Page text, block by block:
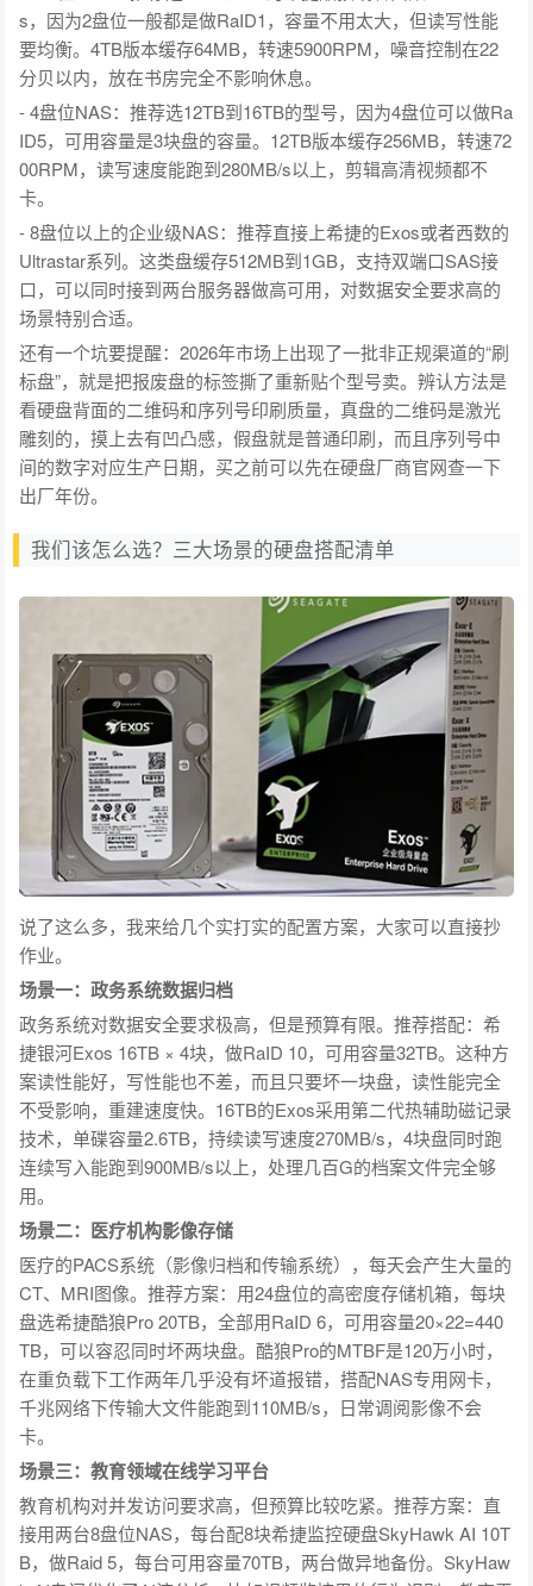
s，因为2盘位一般都是做RaID1，容量不用太大，但读写性能
要均衡。4TB版本缓存64MB，转速5900RPM，噪音控制在22
分贝以内，放在书房完全不影响休息。
- 4盘位NAS：推荐选12TB到16TB的型号，因为4盘位可以做Ra
ID5，可用容量是3块盘的容量。12TB版本缓存256MB，转速72
00RPM，读写速度能跑到280MB/s以上，剪辑高清视频都不
卡。
- 8盘位以上的企业级NAS：推荐直接上希捷的Exos或者西数的
Ultrastar系列。这类盘缓存512MB到1GB，支持双端口SAS接
口，可以同时接到两台服务器做高可用，对数据安全要求高的
场景特别合适。
还有一个坑要提醒：2026年市场上出现了一批非正规渠道的“刷
标盘”，就是把报废盘的标签撕了重新贴个型号卖。辨认方法是
看硬盘背面的二维码和序列号印刷质量，真盘的二维码是激光
雕刻的，摸上去有凹凸感，假盘就是普通印刷，而且序列号中
间的数字对应生产日期，买之前可以先在硬盘厂商官网查一下
出厂年份。
我们该怎么选？三大场景的硬盘搭配清单
说了这么多，我来给几个实打实的配置方案，大家可以直接抄
作业。
场景一：政务系统数据归档
政务系统对数据安全要求极高，但是预算有限。推荐搭配：希
捷银河Exos 16TB × 4块，做RaID 10，可用容量32TB。这种方
案读性能好，写性能也不差，而且只要坏一块盘，读性能完全
不受影响，重建速度快。16TB的Exos采用第二代热辅助磁记录
技术，单碟容量2.6TB，持续读写速度270MB/s，4块盘同时跑
连续写入能跑到900MB/s以上，处理几百G的档案文件完全够
用。
场景二：医疗机构影像存储
医疗的PACS系统（影像归档和传输系统），每天会产生大量的
CT、MRI图像。推荐方案：用24盘位的高密度存储机箱，每块
盘选希捷酷狼Pro 20TB，全部用RaID 6，可用容量20×22=440
TB，可以容忍同时坏两块盘。酷狼Pro的MTBF是120万小时，
在重负载下工作两年几乎没有坏道报错，搭配NAS专用网卡，
千兆网络下传输大文件能跑到110MB/s，日常调阅影像不会
卡。
场景三：教育领域在线学习平台
教育机构对并发访问要求高，但预算比较吃紧。推荐方案：直
接用两台8盘位NAS，每台配8块希捷监控硬盘SkyHawk AI 10T
B，做Raid 5，每台可用容量70TB，两台做异地备份。SkyHaw